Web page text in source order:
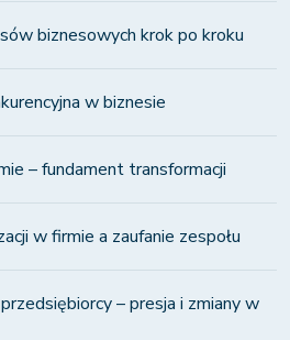
biznesowych krok po kroku
w biznesie
– fundament transformacji
w firmie a zaufanie zespołu
– presja i zmiany w